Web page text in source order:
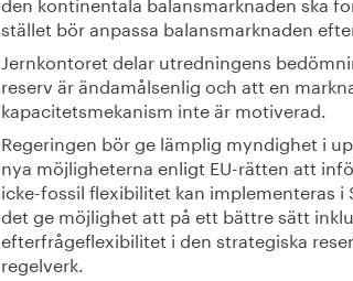
stället bör anpassa balansmarknaden
Jernkontoret delar utredningens
reserv är ändamålsenlig och att en
kapacitetsmekanism inte är motiverad.
Regeringen bör ge lämplig myndighet i
nya möjligheterna enligt EU-rätten att
icke-fossil flexibilitet kan implementeras i
det ge möjlighet att på ett bättre sätt
efterfrågeflexibilitet i den strategiska
regelverk.